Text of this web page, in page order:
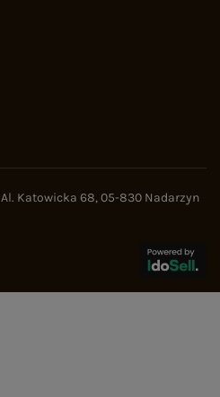
Al. Katowicka 68,05-830 Nadarzyn